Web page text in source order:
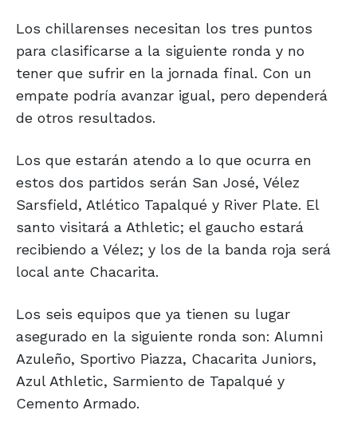
Los chillarenses necesitan los tres puntos
para clasificarse a la siguiente ronda y no
tener que sufrir en la jornada final. Con un
empate podría avanzar igual, pero dependerá
de otros resultados.
Los que estarán atendo a lo que ocurra en
estos dos partidos serán San José, Vélez
Sarsfield, Atlético Tapalqué y River Plate. El
santo visitará a Athletic; el gaucho estará
recibiendo a Vélez; y los de la banda roja será
local ante Chacarita.
Los seis equipos que ya tienen su lugar
asegurado en la siguiente ronda son: Alumni
Azuleño, Sportivo Piazza, Chacarita Juniors,
Azul Athletic, Sarmiento de Tapalqué y
Cemento Armado.